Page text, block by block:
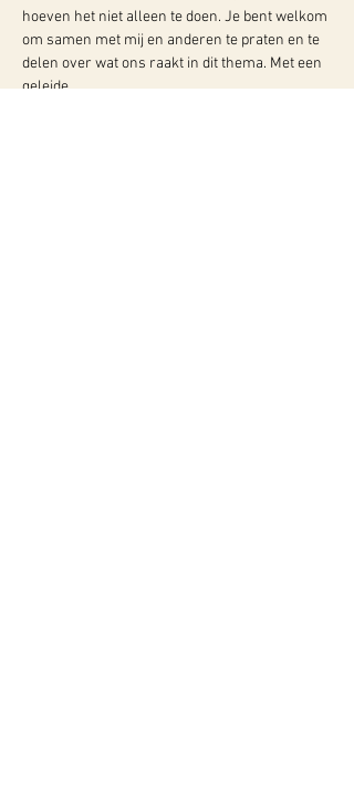
hoeven het niet alleen te doen. Je bent welkom
om samen met mij en anderen te praten en te
delen over wat ons raakt in dit thema. Met een
geleide…